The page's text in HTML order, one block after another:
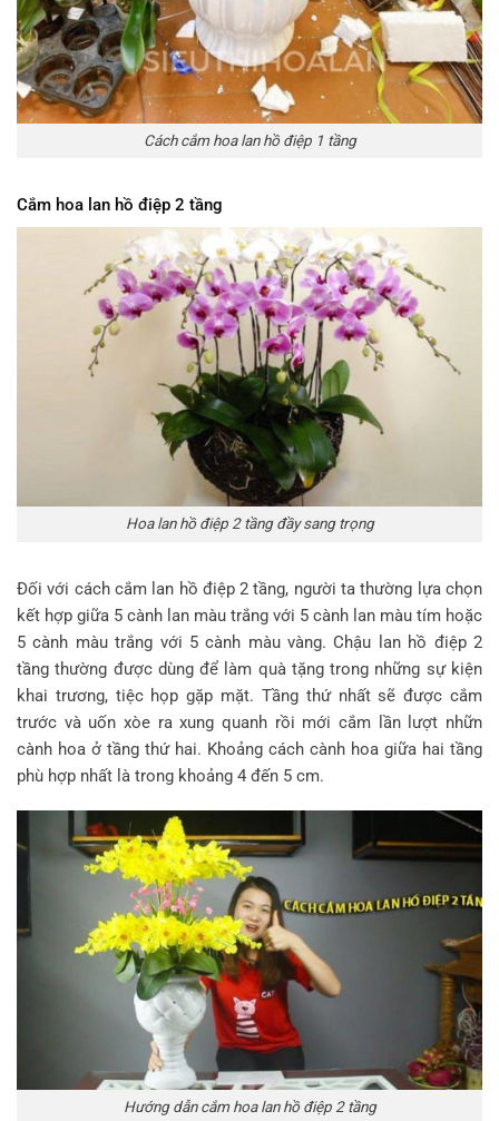
Cách cắm hoa lan hồ điệp 1 tầng
Cắm hoa lan hồ điệp 2 tầng
Hoa lan hồ điệp 2 tầng đầy sang trọng
Đối với cách cắm lan hồ điệp 2 tầng, người ta thường lựa chọn
kết hợp giữa 5 cành lan màu trắng với 5 cành lan màu tím hoặc
5 cành màu trắng với 5 cành màu vàng. Chậu lan hồ điệp 2
tầng thường được dùng để làm quà tặng trong những sự kiện
khai trương, tiệc họp gặp mặt. Tầng thứ nhất sẽ được cắm
trước và uốn xòe ra xung quanh rồi mới cắm lần lượt nhữn
cành hoa ở tầng thứ hai. Khoảng cách cành hoa giữa hai tầng
phù hợp nhất là trong khoảng 4 đến 5 cm.
Hướng dẫn cắm hoa lan hồ điệp 2 tầng